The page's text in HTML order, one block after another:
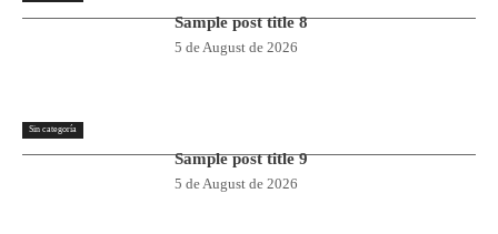
Sin categoría
Sample post title 8
5 de August de 2026
Sample post title 9
5 de August de 2026